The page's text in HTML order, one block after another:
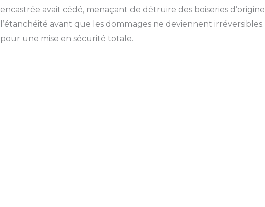
encastrée avait cédé, menaçant de détruire des boiseries
l’étanchéité avant que les dommages ne deviennent
pour une mise en sécurité totale.